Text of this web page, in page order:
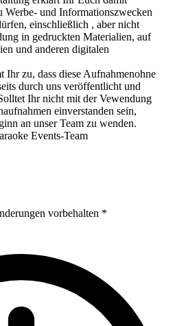
Werbe- und Informationszwecken
einschließlich , aber nicht
in gedruckten Materialien, auf
und anderen digitalen
Ihr zu, dass diese Aufnahmenohne
durch uns veröffentlicht und
Ihr nicht mit der Vewendung
einverstanden sein,
an unser Team zu wenden.
Events-Team
vorbehalten *